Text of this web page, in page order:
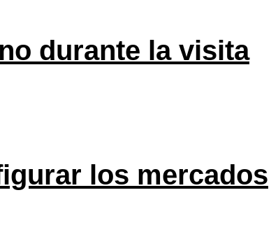
durante la visita
los mercados